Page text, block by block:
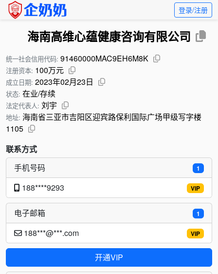
登录/注册
海南高维心蕴健康咨询有限公司
统一社会信用代码: 91460000MAC9EH6M8K
注册资本: 100万元
成立日期: 2023年02月23日
状态: 在业/存续
法定代表人: 刘宇
地址: 海南省三亚市吉阳区迎宾路保利国际广场甲级写字楼
1105
联系方式
1
手机号码
VIP
188****9293
1
电子邮箱
VIP
188***@***.com
开通VIP